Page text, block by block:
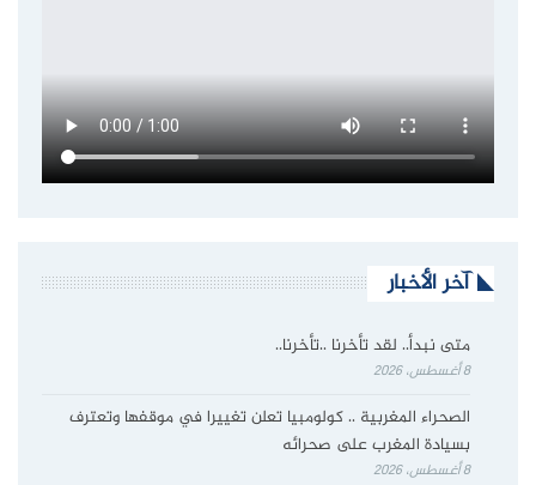
آخر الأخبار
متى نبدأ.. لقد تأخرنا ..تأخرنا..
8 أغسطس، 2026
الصحراء المغربية .. كولومبيا تعلن تغييرا في موقفها وتعترف
بسيادة المغرب على صحرائه
8 أغسطس، 2026